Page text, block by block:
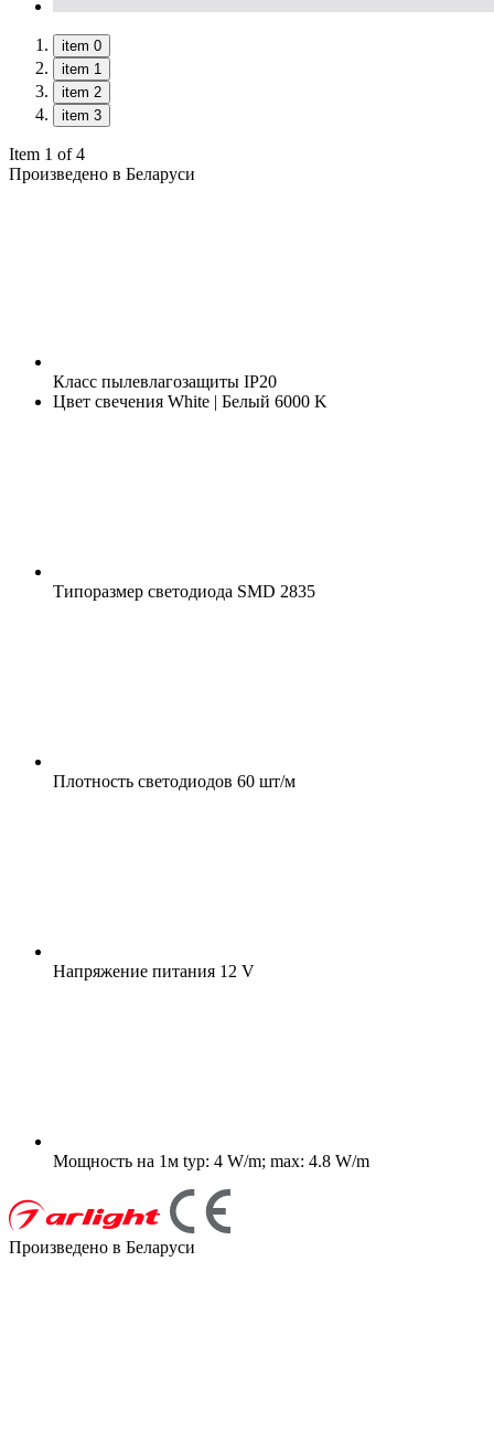
item 0
item 1
item 2
item 3
Item 1 of 4
Произведено в Беларуси
Класс пылевлагозащиты IP20
Цвет свечения White | Белый 6000 K
Типоразмер светодиода SMD 2835
Плотность светодиодов 60 шт/м
Напряжение питания 12 V
Мощность на 1м typ: 4 W/m; max: 4.8 W/m
Произведено в Беларуси